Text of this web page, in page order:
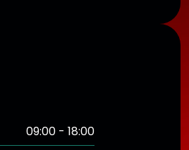
09:00 - 18:00